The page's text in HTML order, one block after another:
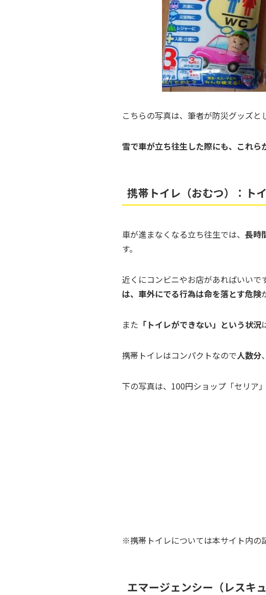
こちらの写真は、筆者が防災グッズと
雪で車が立ち往生した際にも、これら
携帯トイレ（おむつ）：ト
車が進まなくなる立ち往生では、 長時
す。
近くにコンビニやお店があればいい
は、 車外にでる行為は命を落とす危険
また 「トイレができない」という状況
携帯トイレはコンパクトなので人数分
下の写真は、100円ショップ「セリア」
※携帯トイレについては本サイト内の
エマージェンシー（レスキ